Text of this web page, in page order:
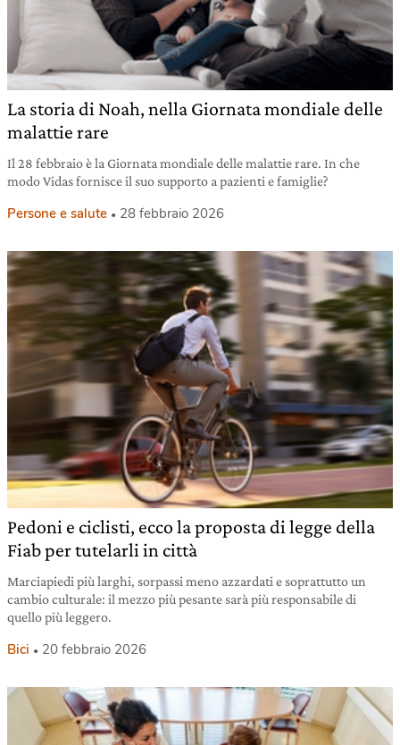
La storia di Noah, nella Giornata mondiale delle
malattie rare
Il 28 febbraio è la Giornata mondiale delle malattie rare. In che
modo Vidas fornisce il suo supporto a pazienti e famiglie?
Persone e salute 28 febbraio 2026
Pedoni e ciclisti, ecco la proposta di legge della
Fiab per tutelarli in città
Marciapiedi più larghi, sorpassi meno azzardati e soprattutto un
cambio culturale: il mezzo più pesante sarà più responsabile di
quello più leggero.
Bici 20 febbraio 2026